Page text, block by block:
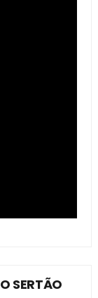
SERTÃO